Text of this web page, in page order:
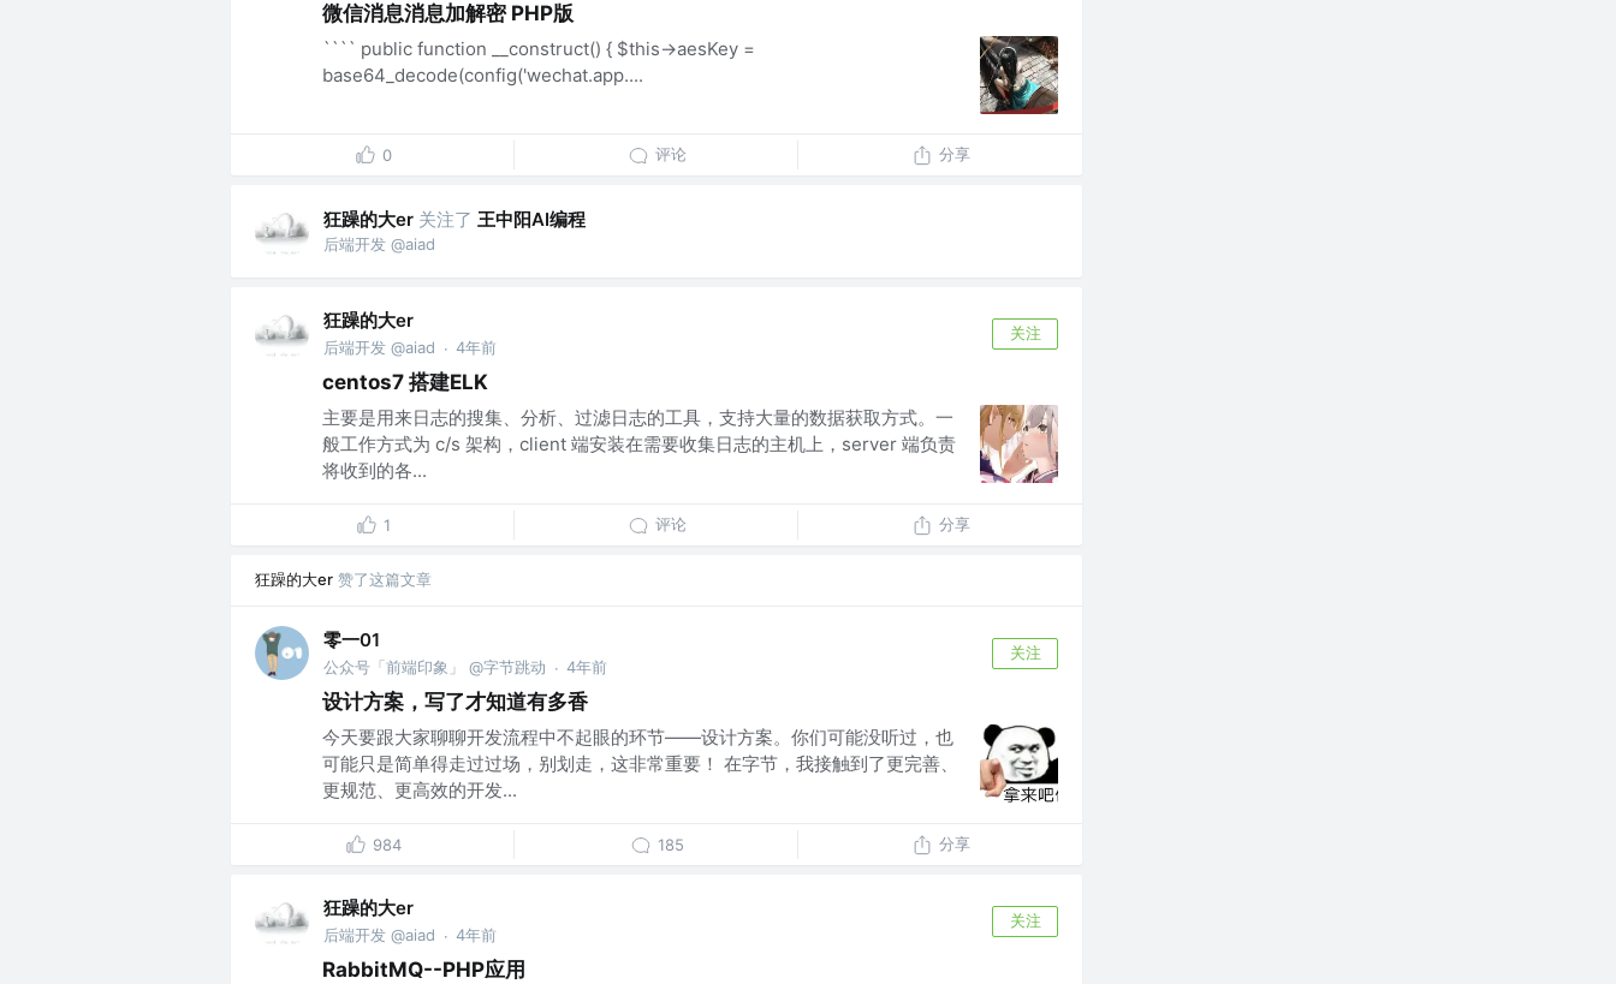
微信消息消息加解密 PHP版
```` public function __construct() { $this->aesKey =
base64_decode(config('wechat.app....
0 评论 分享
狂躁的大er 关注了 王中阳AI编程
后端开发 @aiad
狂躁的大er
后端开发 @aiad · 4年前
关注
centos7 搭建ELK
主要是用来日志的搜集、分析、过滤日志的工具，支持大量的数据获取方式。一
般工作方式为 c/s 架构，client 端安装在需要收集日志的主机上，server 端负责
将收到的各...
1 评论 分享
狂躁的大er 赞了这篇文章
零一01
公众号「前端印象」 @字节跳动 · 4年前
关注
设计方案，写了才知道有多香
今天要跟大家聊聊开发流程中不起眼的环节——设计方案。你们可能没听过，也
可能只是简单得走过过场，别划走，这非常重要！ 在字节，我接触到了更完善、
更规范、更高效的开发...
984 185 分享
狂躁的大er
后端开发 @aiad · 4年前
关注
RabbitMQ--PHP应用